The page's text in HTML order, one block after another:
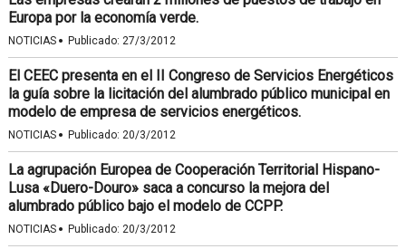
Europa por la economía verde.
NOTICIAS · Publicado: 27/3/2012
El CEEC presenta en el II Congreso de Servicios Energéticos
la guía sobre la licitación del alumbrado público municipal en
modelo de empresa de servicios energéticos.
NOTICIAS · Publicado: 20/3/2012
La agrupación Europea de Cooperación Territorial Hispano-
Lusa «Duero-Douro» saca a concurso la mejora del
alumbrado público bajo el modelo de CCPP.
NOTICIAS · Publicado: 20/3/2012